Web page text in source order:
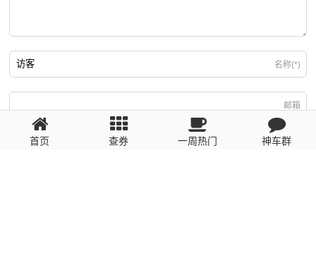
名称(*)
邮箱
回复需填写必要信息
首页 查券 一周热门 神车群